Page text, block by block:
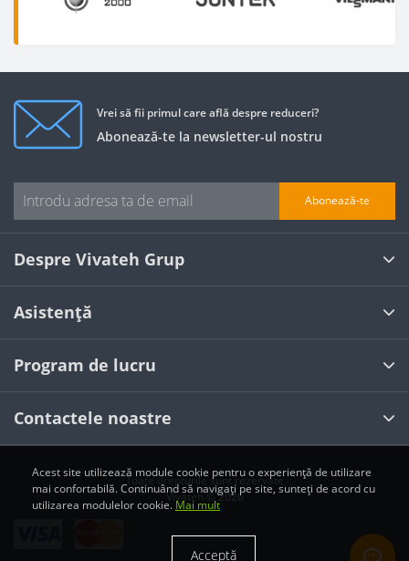
Vrei să fii primul care află despre reduceri?
Abonează-te la newsletter-ul nostru
Abonează-te
Despre Vivateh Grup
Asistență
Program de lucru
Contactele noastre
Toate drepturile sunt rezervate
Vivateh © 2026
Acest site utilizează module cookie pentru o experiență de utilizare
mai confortabilă. Continuând să navigați pe site, sunteți de acord cu
utilizarea modulelor cookie.Mai mult
Acceptă